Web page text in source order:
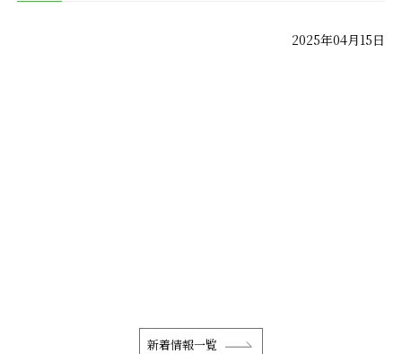
2025年04月15日
新着情報一覧